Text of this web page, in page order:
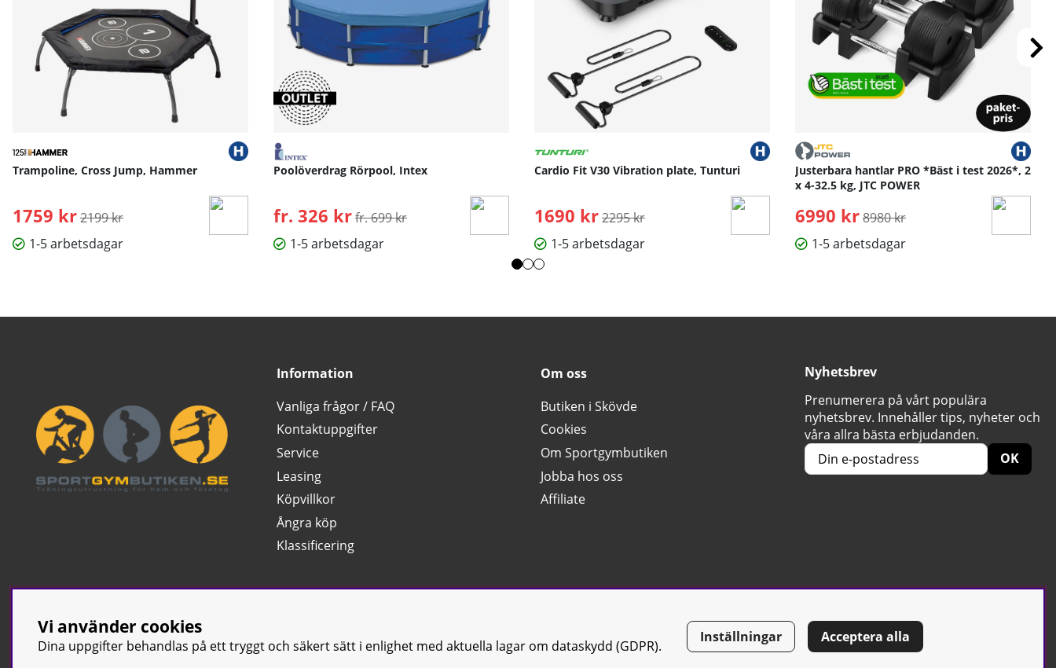
Trampoline, Cross Jump, Hammer
1759 kr Ordinarie pris:
2199 kr
1-5 arbetsdagar
Poolöverdrag Rörpool, Intex
fr. 326 krOrdinarie pris:
fr. 699 kr
1-5 arbetsdagar
Cardio Fit V30 Vibration plate, Tunturi
1690 kr Ordinarie pris:
2295 kr
1-5 arbetsdagar
Justerbara hantlar PRO *Bäst i test 2026*, 2
x 4-32.5 kg, JTC POWER
6990 kr Ordinarie pris:
8980 kr
1-5 arbetsdagar
Information
Vanliga frågor / FAQ
Kontaktuppgifter
Service
Leasing
Köpvillkor
Ångra köp
Klassificering
Om oss
Butiken i Skövde
Cookies
Om Sportgymbutiken
Jobba hos oss
Affiliate
Nyhetsbrev
Prenumerera på vårt populära
nyhetsbrev. Innehåller tips, nyheter och
våra allra bästa erbjudanden.
OK
© Sport & Gym Butiken JTC AB |Kontakta oss| All rights reserved | Org.nr: 556668-7058 | Tel: 0500-42 87 00
Vi använder cookies
Dina uppgifter behandlas på ett tryggt och säkert sätt i enlighet med aktuella lagar om dataskydd (GDPR).
Inställningar Acceptera alla